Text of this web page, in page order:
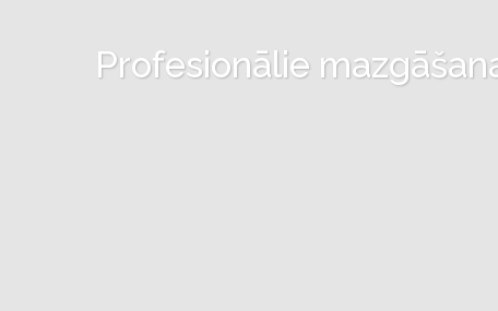
Profesionālie